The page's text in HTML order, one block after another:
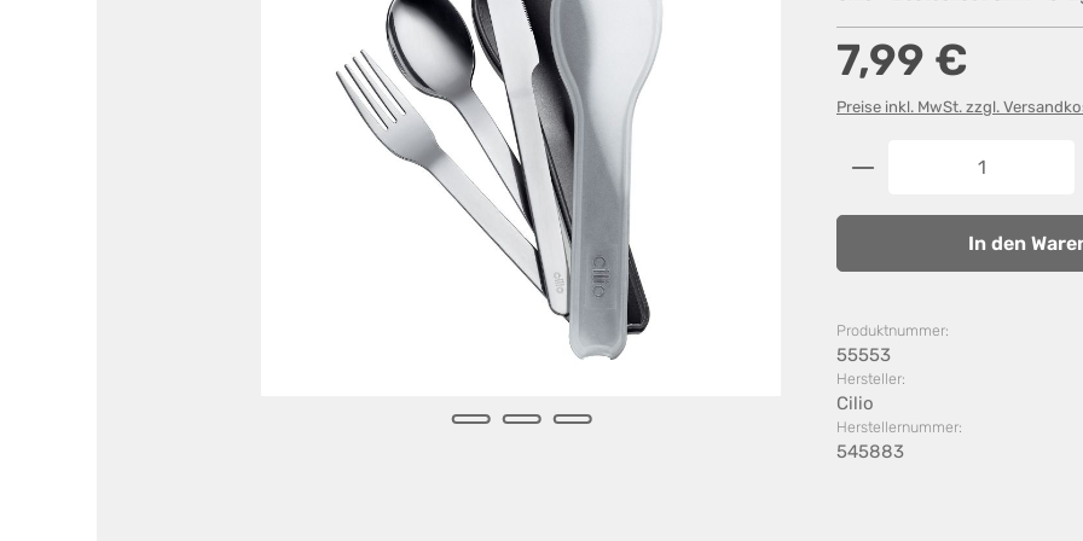
Regulärer Preis:
7,99 €
Preise inkl. MwSt. zzgl.
Produkt Anzahl:
In den
Produktnummer:
55553
Hersteller:
Cilio
Herstellernummer:
545883